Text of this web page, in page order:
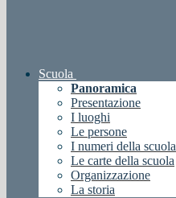
Scuola
Panoramica
Presentazione
I luoghi
Le persone
I numeri della scuola
Le carte della scuola
Organizzazione
La storia